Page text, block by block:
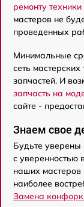
ремонту техники
мастеров не
проведенных
Минимальные
сеть
запчастей. И
запчасть на
сайте -
Знаем свое
Будьте
с уверенностью
наших мастеров
наиболее
Замена